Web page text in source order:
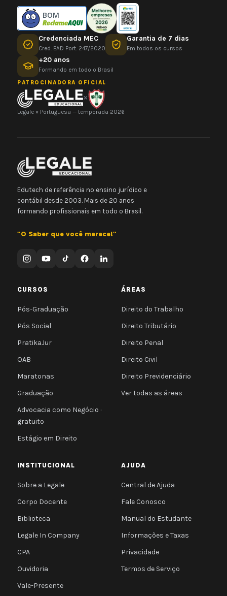
BOM
Credenciada MEC
Cred. EAD Port. 247/2020
Garantia de 7 dias
Em todos os cursos
+20 anos
Formando em todo o Brasil
PATROCINADORA OFICIAL
×
Legale × Portuguesa — temporada 2026
Edutech de referência no ensino jurídico e
contábil desde 2003. Mais de 20 anos
formando profissionais em todo o Brasil.
"O Saber que você merece!"
CURSOS
Pós-Graduação
Pós Social
PratikaJur
OAB
Maratonas
Graduação
Advocacia como Negócio ·
gratuito
Estágio em Direito
ÁREAS
Direito do Trabalho
Direito Tributário
Direito Penal
Direito Civil
Direito Previdenciário
Ver todas as áreas
INSTITUCIONAL
Sobre a Legale
Corpo Docente
Biblioteca
Legale In Company
CPA
Ouvidoria
Vale-Presente
AJUDA
Central de Ajuda
Fale Conosco
Manual do Estudante
Informações e Taxas
Privacidade
Termos de Serviço